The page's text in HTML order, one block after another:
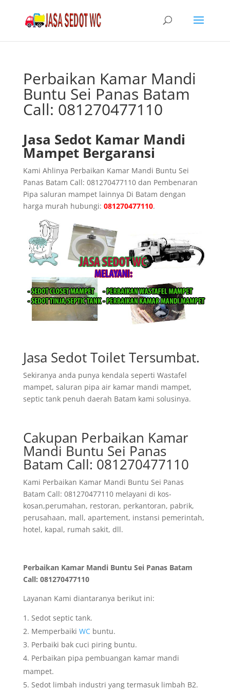
Perbaikan Kamar Mandi
Buntu Sei Panas Batam
Call: 081270477110
Jasa Sedot Kamar Mandi
Mampet Bergaransi
Kami Ahlinya Perbaikan Kamar Mandi Buntu Sei
Panas Batam Call: 081270477110 dan Pembenaran
Pipa saluran mampet lainnya Di Batam dengan
harga murah hubungi: 081270477110.
Jasa Sedot Toilet Tersumbat.
Sekiranya anda punya kendala seperti Wastafel
mampet, saluran pipa air kamar mandi mampet,
septic tank penuh daerah Batam kami solusinya.
Cakupan Perbaikan Kamar
Mandi Buntu Sei Panas
Batam Call: 081270477110
Kami Perbaikan Kamar Mandi Buntu Sei Panas
Batam Call: 081270477110 melayani di kos-
kosan,perumahan, restoran, perkantoran, pabrik,
perusahaan, mall, apartement, instansi pemerintah,
hotel, kapal, rumah sakit, dll.
Perbaikan Kamar Mandi Buntu Sei Panas Batam
Call: 081270477110
Layanan Kami diantaranya berikut ini:
Sedot septic tank.
Memperbaiki WCbuntu.
Perbaiki bak cuci piring buntu.
Perbaikan pipa pembuangan kamar mandi
mampet.
Sedot limbah industri yang termasuk limbah B2.